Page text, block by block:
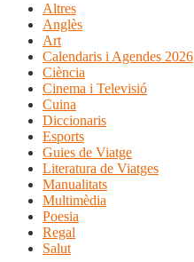
Altres
Anglès
Art
Calendaris i Agendes 2026
Ciència
Cinema i Televisió
Cuina
Diccionaris
Esports
Guies de Viatge
Literatura de Viatges
Manualitats
Multimèdia
Poesia
Regal
Salut